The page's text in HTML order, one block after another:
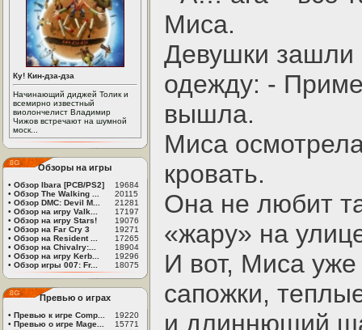
Ку! Кин-дза-дза
Начинающий диджей Толик и
всемирно известный
виолончелист Владимир
Чижов встречают на шумной
моск...
Обзоры на игры
• Обзор Ibara [PCB/PS2]
19684
• Обзор The Walking ...
20115
• Обзор DMC: Devil M...
21281
• Обзор на игру Valk...
17197
• Обзор на игру Stars!
19076
• Обзор на Far Cry 3
19271
• Обзор на Resident ...
17265
• Обзор на Chivalry:...
18904
• Обзор на игру Kerb...
19296
• Обзор игры 007: Fr... 18075
Превью о играх
• Превью к игре Comp...
19220
• Превью о игре Mage...
15771
Миса.
Девушки зашли
одежду: -
вышла.
Миса
кровать.
Она не любит
«жару» на
И вот, Миса
сапожки,
и длиннющий